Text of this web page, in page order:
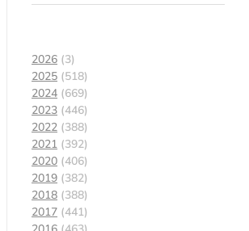
2026 (3)
2025 (518)
2024 (669)
2023 (446)
2022 (388)
2021 (392)
2020 (406)
2019 (382)
2018 (388)
2017 (441)